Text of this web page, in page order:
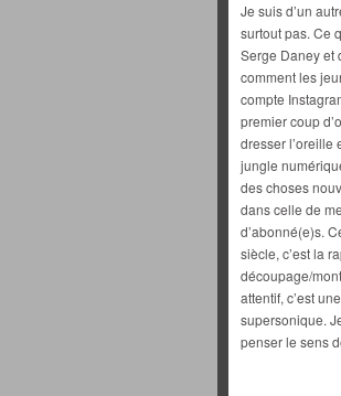
Je suis d’un
surtout pas. Ce
Serge Daney et
comment les
compte
premier coup
dresser l’oreille
jungle
des choses
dans celle de
d’abonné(e)s.
siècle, c’est la
découpage/
attentif, c’est
supersonique.
penser le sens